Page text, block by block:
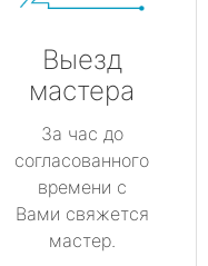
Выезд
мастера
За час до
согласованного
времени с
Вами свяжется
мастер.